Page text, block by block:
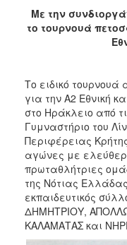
2018
2015
2012
2011
ΔΗΜΟΣ
ΠΟΛΙΤΙΣΜΟΣ
Με την
το τουρνουά
Το ειδικό
για την Α2 Εθνική
στο Ηράκλειο από
Γυμναστήριο του
Περιφέρειας
αγώνες με
πρωταθλήτριες
της Νότιας
εκπαιδευτικός
ΔΗΜΗΤΡΙΟΥ,
ΚΑΛΑΜΑΤΑΣ και